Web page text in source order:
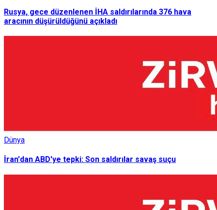
Rusya, gece düzenlenen İHA saldırılarında 376 hava
aracının düşürüldüğünü açıkladı
Dünya
İran'dan ABD'ye tepki: Son saldırılar savaş suçu